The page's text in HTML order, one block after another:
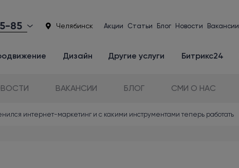
85 Челябинск Акции Статьи Блог Новости Вакансии
Дизайн Другие услуги Битрикс24
ВАКАНСИИ БЛОГ СМИ О НАС
интернет-маркетинг и с какими инструментами теперь работать